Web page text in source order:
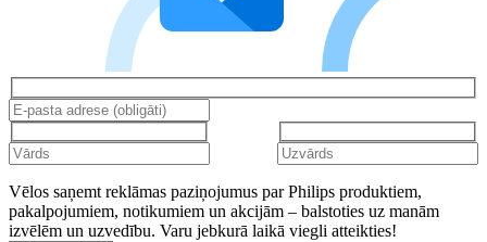
Vēlos saņemt reklāmas paziņojumus par Philips produktiem,
pakalpojumiem, notikumiem un akcijām – balstoties uz manām
izvēlēm un uzvedību. Varu jebkurā laikā viegli atteikties!